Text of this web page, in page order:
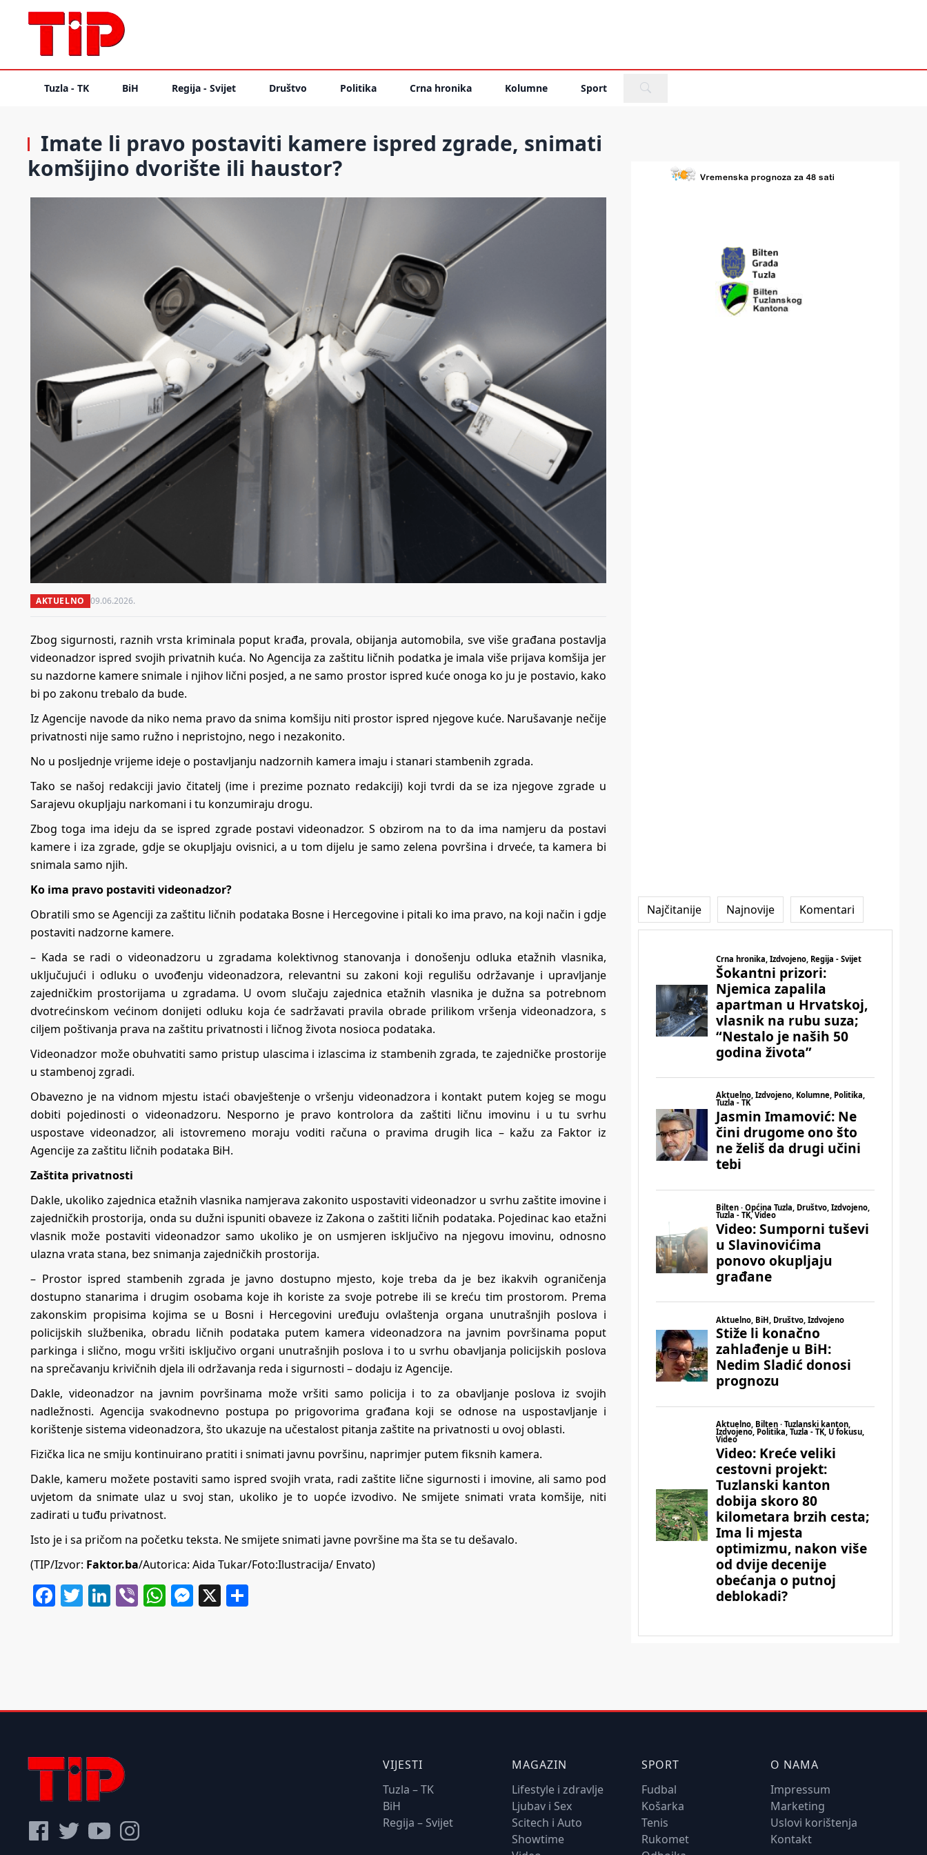
Tuzla - TK BiH Regija - Svijet Društvo Politika Crna hronika Kolumne Sport
Imate li pravo postaviti kamere ispred zgrade, snimati
komšijino dvorište ili haustor?
AKTUELNO 09.06.2026.
Zbog sigurnosti, raznih vrsta kriminala poput krađa, provala, obijanja automobila, sve više građana postavlja
videonadzor ispred svojih privatnih kuća. No Agencija za zaštitu ličnih podatka je imala više prijava komšija jer
su nazdorne kamere snimale i njihov lični posjed, a ne samo prostor ispred kuće onoga ko ju je postavio, kako
bi po zakonu trebalo da bude.
Iz Agencije navode da niko nema pravo da snima komšiju niti prostor ispred njegove kuće. Narušavanje nečije
privatnosti nije samo ružno i nepristojno, nego i nezakonito.
No u posljednje vrijeme ideje o postavljanju nadzornih kamera imaju i stanari stambenih zgrada.
Tako se našoj redakciji javio čitatelj (ime i prezime poznato redakciji) koji tvrdi da se iza njegove zgrade u
Sarajevu okupljaju narkomani i tu konzumiraju drogu.
Zbog toga ima ideju da se ispred zgrade postavi videonadzor. S obzirom na to da ima namjeru da postavi
kamere i iza zgrade, gdje se okupljaju ovisnici, a u tom dijelu je samo zelena površina i drveće, ta kamera bi
snimala samo njih.
Ko ima pravo postaviti videonadzor?
Obratili smo se Agenciji za zaštitu ličnih podataka Bosne i Hercegovine i pitali ko ima pravo, na koji način i gdje
postaviti nadzorne kamere.
– Kada se radi o videonadzoru u zgradama kolektivnog stanovanja i donošenju odluka etažnih vlasnika,
uključujući i odluku o uvođenju videonadzora, relevantni su zakoni koji regulišu održavanje i upravljanje
zajedničkim prostorijama u zgradama. U ovom slučaju zajednica etažnih vlasnika je dužna sa potrebnom
dvotrećinskom većinom donijeti odluku koja će sadržavati pravila obrade prilikom vršenja videonadzora, s
ciljem poštivanja prava na zaštitu privatnosti i ličnog života nosioca podataka.
Videonadzor može obuhvatiti samo pristup ulascima i izlascima iz stambenih zgrada, te zajedničke prostorije
u stambenoj zgradi.
Obavezno je na vidnom mjestu istaći obavještenje o vršenju videonadzora i kontakt putem kojeg se mogu
dobiti pojedinosti o videonadzoru. Nesporno je pravo kontrolora da zaštiti ličnu imovinu i u tu svrhu
uspostave videonadzor, ali istovremeno moraju voditi računa o pravima drugih lica – kažu za Faktor iz
Agencije za zaštitu ličnih podataka BiH.
Zaštita privatnosti
Dakle, ukoliko zajednica etažnih vlasnika namjerava zakonito uspostaviti videonadzor u svrhu zaštite imovine i
zajedničkih prostorija, onda su dužni ispuniti obaveze iz Zakona o zaštiti ličnih podataka. Pojedinac kao etažni
vlasnik može postaviti videonadzor samo ukoliko je on usmjeren isključivo na njegovu imovinu, odnosno
ulazna vrata stana, bez snimanja zajedničkih prostorija.
– Prostor ispred stambenih zgrada je javno dostupno mjesto, koje treba da je bez ikakvih ograničenja
dostupno stanarima i drugim osobama koje ih koriste za svoje potrebe ili se kreću tim prostorom. Prema
zakonskim propisima kojima se u Bosni i Hercegovini uređuju ovlaštenja organa unutrašnjih poslova i
policijskih službenika, obradu ličnih podataka putem kamera videonadzora na javnim površinama poput
parkinga i slično, mogu vršiti isključivo organi unutrašnjih poslova i to u svrhu obavljanja policijskih poslova
na sprečavanju krivičnih djela ili održavanja reda i sigurnosti – dodaju iz Agencije.
Dakle, videonadzor na javnim površinama može vršiti samo policija i to za obavljanje poslova iz svojih
nadležnosti. Agencija svakodnevno postupa po prigovorima građana koji se odnose na uspostavljanje i
korištenje sistema videonadzora, što ukazuje na učestalost pitanja zaštite na privatnosti u ovoj oblasti.
Fizička lica ne smiju kontinuirano pratiti i snimati javnu površinu, naprimjer putem fiksnih kamera.
Dakle, kameru možete postaviti samo ispred svojih vrata, radi zaštite lične sigurnosti i imovine, ali samo pod
uvjetom da snimate ulaz u svoj stan, ukoliko je to uopće izvodivo. Ne smijete snimati vrata komšije, niti
zadirati u tuđu privatnost.
Isto je i sa pričom na početku teksta. Ne smijete snimati javne površine ma šta se tu dešavalo.
(TIP/Izvor: Faktor.ba/Autorica: Aida Tukar/Foto:Ilustracija/ Envato)
Facebook
Twitter
LinkedIn
ViberWhatsApp
Messenger
X
Najčitanije Najnovije Komentari
VIJESTI
Tuzla – TK
BiH
Regija – Svijet
MAGAZIN
Lifestyle i zdravlje
Ljubav i Sex
Scitech i Auto
Showtime
SPORT
Fudbal
Košarka
Tenis
Rukomet
O NAMA
Impressum
Marketing
Uslovi korištenja
Kontakt